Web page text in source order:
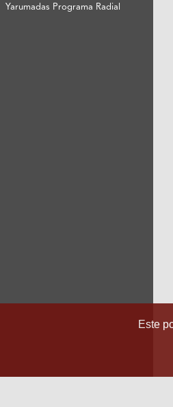
Yarumadas Programa Radial
Este